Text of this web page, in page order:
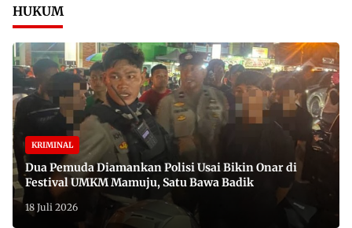
HUKUM
KRIMINAL
Dua Pemuda Diamankan Polisi Usai Bikin Onar di
Festival UMKM Mamuju, Satu Bawa Badik
18 Juli 2026